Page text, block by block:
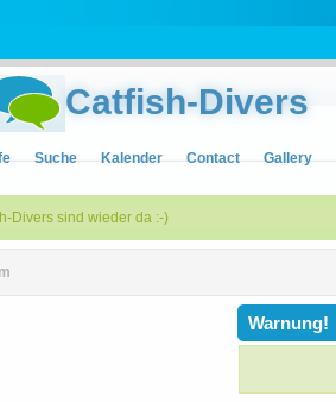
Catfish-Divers
Suche Kalender Contact Gallery
Divers sind wieder da :-)
Warnung!